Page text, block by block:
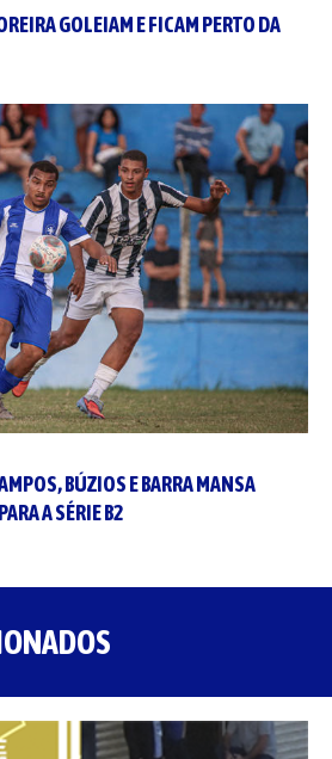
GOLEIAM E FICAM PERTO DA
BÚZIOS E BARRA MANSA
A SÉRIE B2